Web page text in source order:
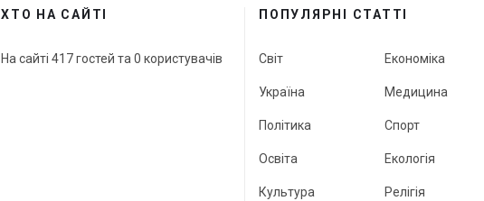
ХТО НА САЙТІ
На сайті 417 гостей та 0 користувачів
ПОПУЛЯРНІ СТАТТІ
Світ
Україна
Політика
Освіта
Культура
Економіка
Медицина
Спорт
Екологія
Релігія